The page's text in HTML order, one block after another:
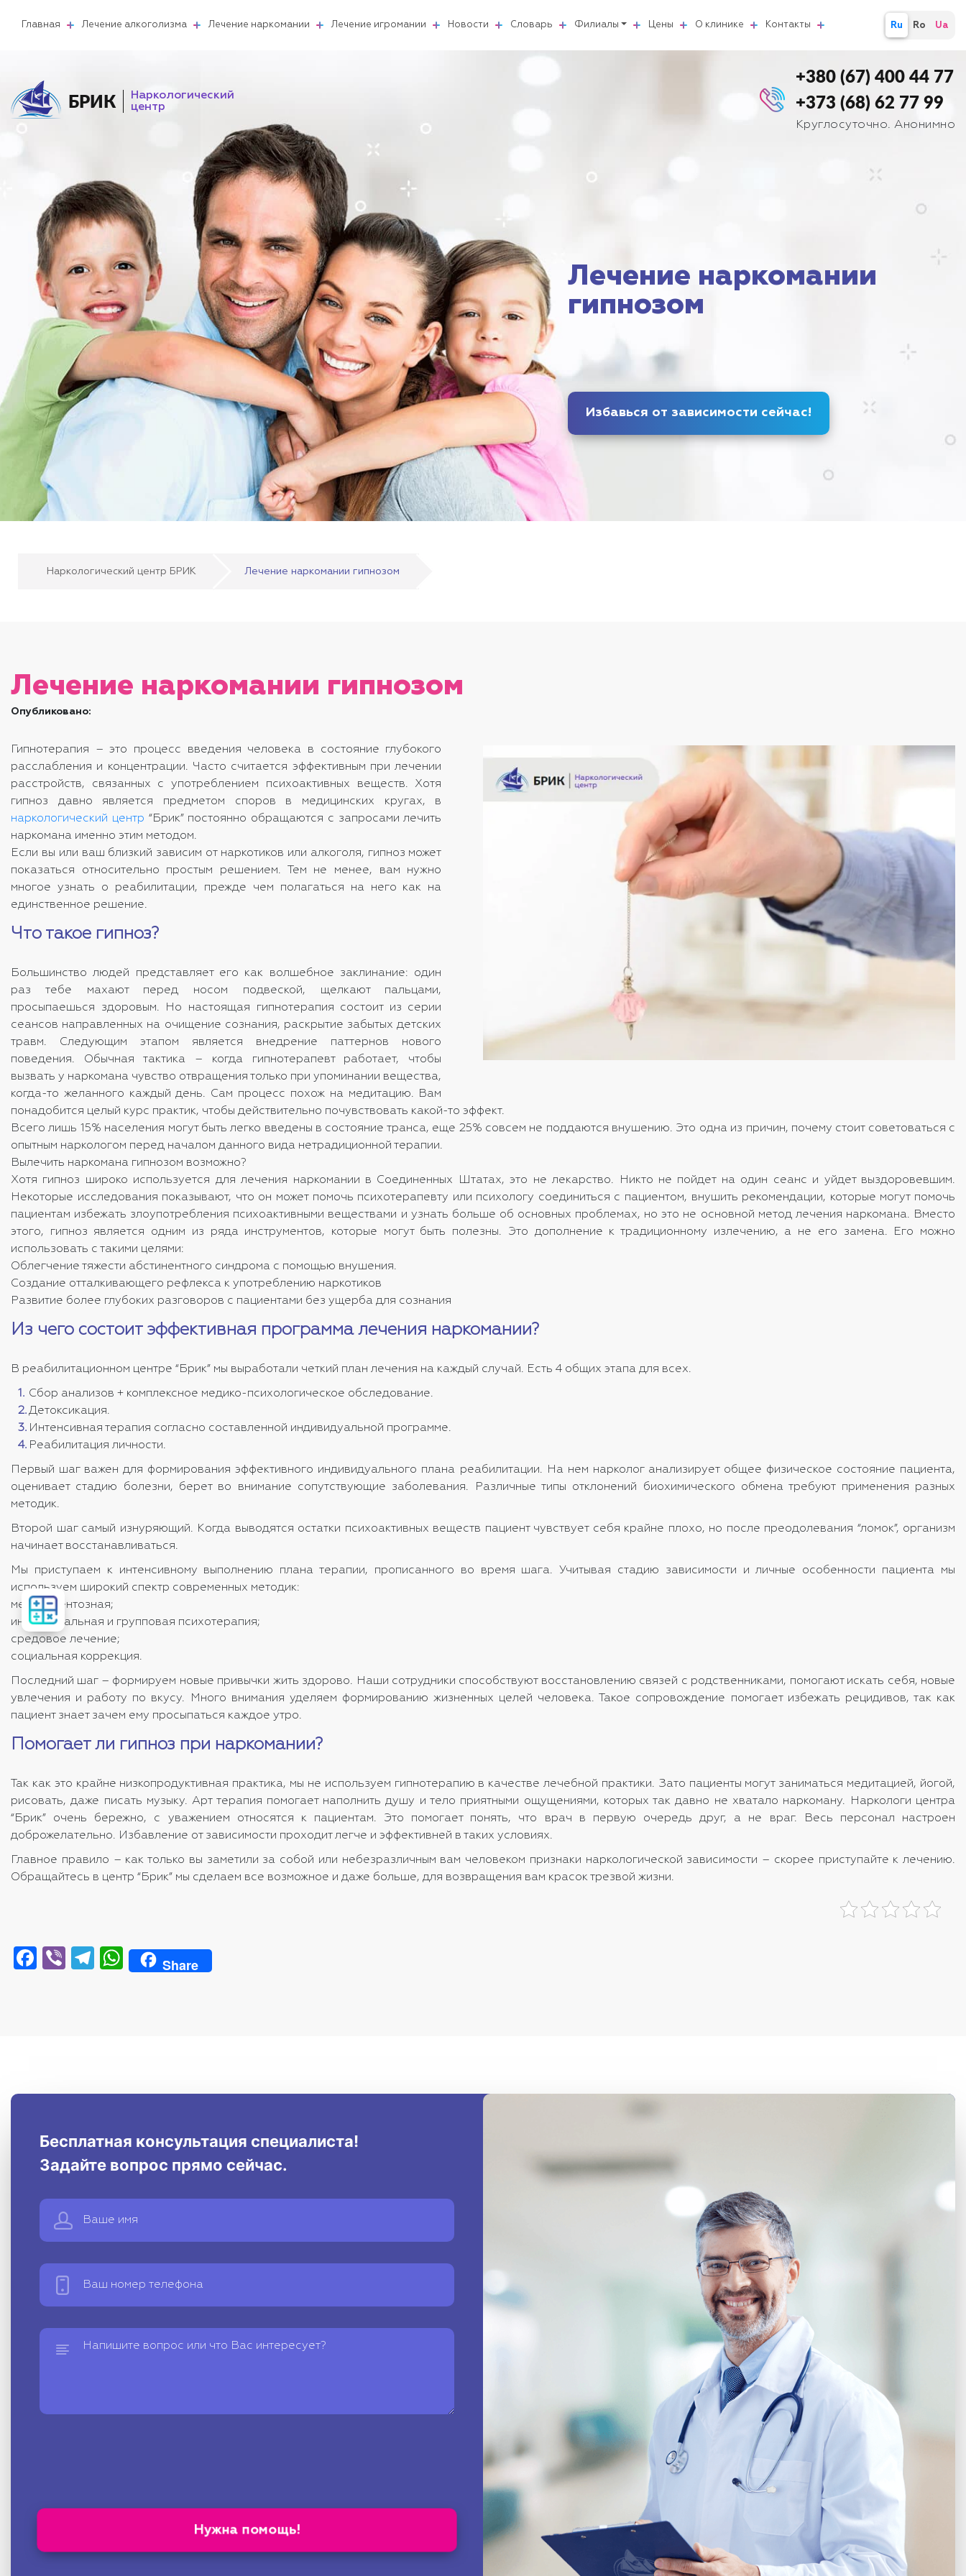
Главная Лечение алкоголизма Лечение наркомании Лечение игромании Новости Словарь Филиалы Цены О клинике Контакты Ru Ro Ua
БРИК
Наркологический
центр
+380 (67) 400 44 77
+373 (68) 62 77 99
Круглосуточно. Анонимно
Лечение наркомании
гипнозом
Избавься от зависимости сейчас!
Наркологический центр БРИК Лечение наркомании гипнозом
Лечение наркомании гипнозом
Опубликовано:
Гипнотерапия – это процесс введения человека в состояние глубокого
расслабления и концентрации. Часто считается эффективным при лечении
расстройств, связанных с употреблением психоактивных веществ. Хотя
гипноз давно является предметом споров в медицинских кругах, в
наркологический центр “Брик” постоянно обращаются с запросами лечить
наркомана именно этим методом.
Если вы или ваш близкий зависим от наркотиков или алкоголя, гипноз может
показаться относительно простым решением. Тем не менее, вам нужно
многое узнать о реабилитации, прежде чем полагаться на него как на
единственное решение.
Что такое гипноз?
Большинство людей представляет его как волшебное заклинание: один
раз тебе махают перед носом подвеской, щелкают пальцами,
просыпаешься здоровым. Но настоящая гипнотерапия состоит из серии
сеансов направленных на очищение сознания, раскрытие забытых детских
травм. Следующим этапом является внедрение паттернов нового
поведения. Обычная тактика – когда гипнотерапевт работает, чтобы
вызвать у наркомана чувство отвращения только при упоминании вещества,
когда-то желанного каждый день. Сам процесс похож на медитацию. Вам
понадобится целый курс практик, чтобы действительно почувствовать какой-то эффект.
Всего лишь 15% населения могут быть легко введены в состояние транса, еще 25% совсем не поддаются внушению. Это одна из причин, почему стоит советоваться с
опытным наркологом перед началом данного вида нетрадиционной терапии.
Вылечить наркомана гипнозом возможно?
Хотя гипноз широко используется для лечения наркомании в Соединенных Штатах, это не лекарство. Никто не пойдет на один сеанс и уйдет выздоровевшим.
Некоторые исследования показывают, что он может помочь психотерапевту или психологу соединиться с пациентом, внушить рекомендации, которые могут помочь
пациентам избежать злоупотребления психоактивными веществами и узнать больше об основных проблемах, но это не основной метод лечения наркомана. Вместо
этого, гипноз является одним из ряда инструментов, которые могут быть полезны. Это дополнение к традиционному излечению, а не его замена. Его можно
использовать с такими целями:
Облегчение тяжести абстинентного синдрома с помощью внушения.
Создание отталкивающего рефлекса к употреблению наркотиков
Развитие более глубоких разговоров с пациентами без ущерба для сознания
Из чего состоит эффективная программа лечения наркомании?
В реабилитационном центре “Брик” мы выработали четкий план лечения на каждый случай. Есть 4 общих этапа для всех.
Сбор анализов + комплексное медико-психологическое обследование.
Детоксикация.
Интенсивная терапия согласно составленной индивидуальной программе.
Реабилитация личности.
Первый шаг важен для формирования эффективного индивидуального плана реабилитации. На нем нарколог анализирует общее физическое состояние пациента,
оценивает стадию болезни, берет во внимание сопутствующие заболевания. Различные типы отклонений биохимического обмена требуют применения разных
методик.
Второй шаг самый изнуряющий. Когда выводятся остатки психоактивных веществ пациент чувствует себя крайне плохо, но после преодолевания “ломок”, организм
начинает восстанавливаться.
Мы приступаем к интенсивному выполнению плана терапии, прописанного во время шага. Учитывая стадию зависимости и личные особенности пациента мы
используем широкий спектр современных методик:
медикаментозная;
индивидуальная и групповая психотерапия;
средовое лечение;
социальная коррекция.
Последний шаг – формируем новые привычки жить здорово. Наши сотрудники способствуют восстановлению связей с родственниками, помогают искать себя, новые
увлечения и работу по вкусу. Много внимания уделяем формированию жизненных целей человека. Такое сопровождение помогает избежать рецидивов, так как
пациент знает зачем ему просыпаться каждое утро.
Помогает ли гипноз при наркомании?
Так как это крайне низкопродуктивная практика, мы не используем гипнотерапию в качестве лечебной практики. Зато пациенты могут заниматься медитацией, йогой,
рисовать, даже писать музыку. Арт терапия помогает наполнить душу и тело приятными ощущениями, которых так давно не хватало наркоману. Наркологи центра
“Брик” очень бережно, с уважением относятся к пациентам. Это помогает понять, что врач в первую очередь друг, а не враг. Весь персонал настроен
доброжелательно. Избавление от зависимости проходит легче и эффективней в таких условиях.
Главное правило – как только вы заметили за собой или небезразличным вам человеком признаки наркологической зависимости – скорее приступайте к лечению.
Обращайтесь в центр “Брик” мы сделаем все возможное и даже больше, для возвращения вам красок трезвой жизни.
Facebook
ViberTelegram
WhatsApp
Share
Бесплатная консультация специалиста!
Задайте вопрос прямо сейчас.
Рассчитать
стоимость
лечения